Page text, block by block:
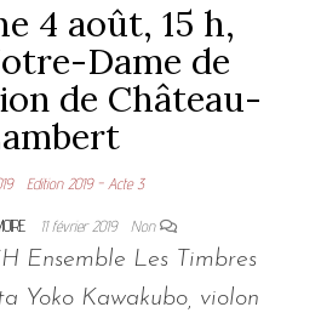
4 août, 15 h,
Dame de
de Château-
Edition 2019 - Acte 3
11 février 2019 Non
Ensemble Les Timbres
Yoko Kawakubo, violon